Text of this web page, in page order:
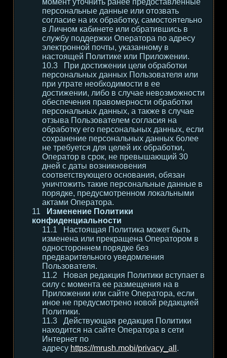
момент уточнить ранее предоставленные
персональные данные или отозвать
согласие на их обработку, самостоятельно
в Личном кабинете или обратившись в
службу поддержки Оператора по адресу
электронной почты, указанному в
настоящей Политике или Приложении.
При достижении цели обработки
персональных данных Пользователя или
при утрате необходимости в ее
достижении, либо в случае невозможности
обеспечения правомерности обработки
персональных данных, а также в случае
отзыва Пользователем согласия на
обработку его персональных данных, если
сохранение персональных данных более
не требуется для целей их обработки,
Оператор в срок, не превышающий 30
дней с даты возникновения
соответствующего основания, обязан
уничтожить такие персональные данные в
порядке, предусмотренном локальными
актами Оператора.
Изменение Политики
конфиденциальности
Настоящая Политика может быть
изменена или прекращена Оператором в
одностороннем порядке без
предварительного уведомления
Пользователя.
Новая редакция Политики вступает в
силу с момента ее размещения на в
Приложении или сайте Оператора, если
иное не предусмотрено новой редакцией
Политики.
Действующая редакция Политики
находится на сайте Оператора в сети
Интернет по
адресу https://mrush.mobi/privacy_all .